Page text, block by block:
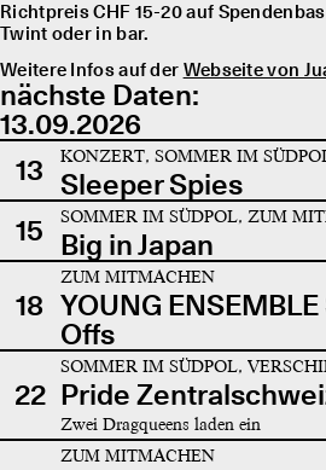
Richtpreis CHF 15-20 auf
Twint oder in bar.
Weitere Infos auf der Webseite von
nächste Daten:
13.09.2026
13
KONZERT, SOMMER IM
Sleeper Spies
15
SOMMER IM SÜDPOL, ZUM
Big in Japan
18
ZUM MITMACHEN
YOUNG
Offs
22
SOMMER IM SÜDPOL,
Pride
Zwei Dragqueens laden ein
ZUM MITMACHEN